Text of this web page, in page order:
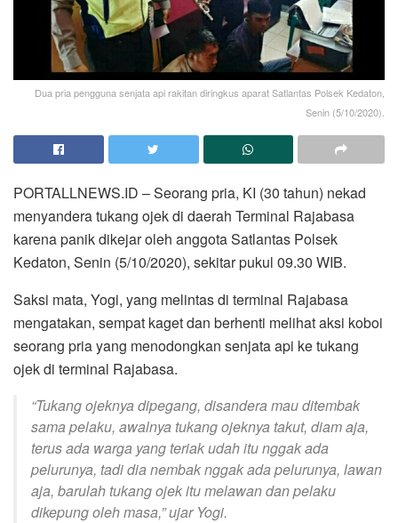
Dua pria pengguna senjata api rakitan diringkus aparat Satlantas Polsek Kedaton,
Senin (5/10/2020).
PORTALLNEWS.ID – Seorang pria, KI (30 tahun) nekad
menyandera tukang ojek di daerah Terminal Rajabasa
karena panik dikejar oleh anggota Satlantas Polsek
Kedaton, Senin (5/10/2020), sekitar pukul 09.30 WIB.
Saksi mata, Yogi, yang melintas di terminal Rajabasa
mengatakan, sempat kaget dan berhenti melihat aksi koboi
seorang pria yang menodongkan senjata api ke tukang
ojek di terminal Rajabasa.
“Tukang ojeknya dipegang, disandera mau ditembak
sama pelaku, awalnya tukang ojeknya takut, diam aja,
terus ada warga yang teriak udah itu nggak ada
pelurunya, tadi dia nembak nggak ada pelurunya, lawan
aja, barulah tukang ojek itu melawan dan pelaku
dikepung oleh masa,” ujar Yogi.